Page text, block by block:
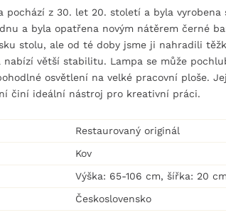
pochází z 30. let 20. století a byla vyrobena
a byla opatřena novým nátěrem černé
stolu, ale od té doby jsme ji nahradili
nabízí větší stabilitu. Lampa se může
osvětlení na velké pracovní ploše.
činí ideální nástroj pro kreativní práci.
Restaurovaný originál
Kov
Výška: 65-106 cm, šířka: 20
Československo